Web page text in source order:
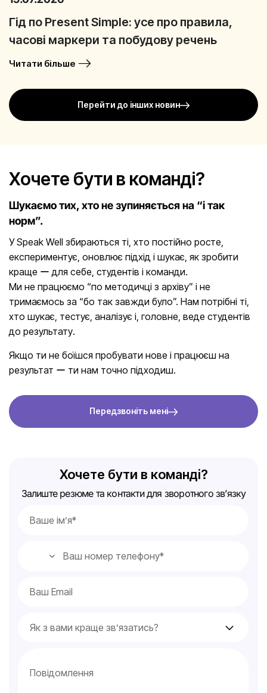
Гід по Present Simple: усе про правила,
часові маркери та побудову речень
Читати більше
Перейти до інших новин
Хочете бути в команді?
Шукаємо тих, хто не зупиняється на “і так
норм”.
У Speak Well збираються ті, хто постійно росте,
експериментує, оновлює підхід і шукає, як зробити
краще ー для себе, студентів і команди.
Ми не працюємо “по методичці з архіву” і не
тримаємось за “бо так завжди було”. Нам потрібні ті,
хто шукає, тестує, аналізує і, головне, веде студентів
до результату.
Якщо ти не боїшся пробувати нове і працюєш на
результат ー ти нам точно підходиш.
Передзвоніть мені
Хочете бути в команді?
Залиште резюме та контакти для зворотного зв’язку